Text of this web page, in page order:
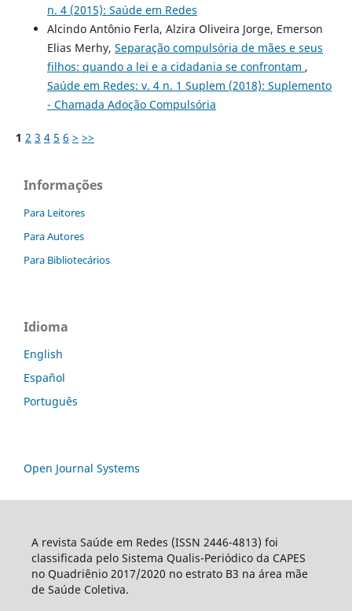
n. 4 (2015): Saúde em Redes
Alcindo Antônio Ferla, Alzira Oliveira Jorge, Emerson
Elias Merhy, Separação compulsória de mães e seus
filhos: quando a lei e a cidadania se confrontam ,
Saúde em Redes: v. 4 n. 1 Suplem (2018): Suplemento
- Chamada Adoção Compulsória
1 2 3 4 5 6 > >>
Informações
Para Leitores
Para Autores
Para Bibliotecários
Idioma
English
Español
Português
Open Journal Systems
A revista Saúde em Redes (ISSN 2446-4813) foi
classificada pelo Sistema Qualis-Periódico da CAPES
no Quadriênio 2017/2020 no estrato B3 na área mãe
de Saúde Coletiva.